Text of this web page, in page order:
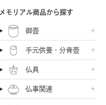
メモリアル商品から探す
御壺
手元供養・分骨壺
仏具
仏事関連